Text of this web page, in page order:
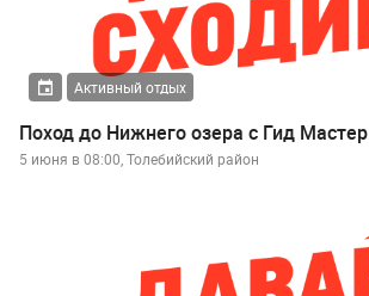
Активный отдых
Поход до Нижнего озера с Гид Мастер
5 июня в 08:00, Толебийский район